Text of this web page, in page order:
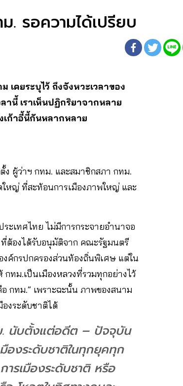
รอความได้เปรียบ
เคยระบุไว้ ถึงจังหวะเวลาของ
านี้ เราเห็นปฏิกริยาจากหลาย
เก้าอี้นี้กันหลากหลาย
ง ผู้ว่าฯ กทม. และสมาชิกสภา กทม.
หญ่ ที่สะท้อนการเมืองภาพใหญ่ และ
ะเทศไทย ไม่มีการกระจายอำนาจอ
ต้องได้รับอนุมัติจาก คณะรัฐมนตรี
งค์กรปกครองส่วนท้องถิ่นพิเศษ แต่ใน
ทม.เป็นเมืองหลวงที่รวมทุกอย่างไว้
กทม.” เพราะฉะนั้น ภาพของสนาม
องระดับชาติได้
ม. นับตั้งแต่อดีต – ปัจจุบัน
องระดับชาติในทุกยุคทุก
รเมืองระดับชาติ หรือ